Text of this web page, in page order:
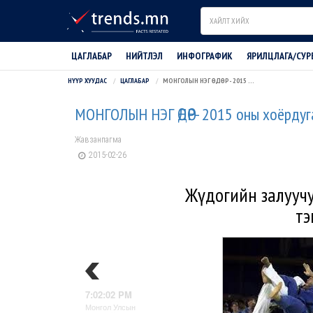
Search
ЦАГЛАБАР НИЙТЛЭЛ ИНФОГРАФИК ЯРИЛЦЛАГА/
НҮҮР ХУУДАС ЦАГЛАБАР МОНГОЛЫН НЭГ ӨДӨР- 2015 ОНЫ ХОЁРДУГААР САРЫН 26
МОНГОЛЫН НЭГ ӨДӨР- 2015 оны
Жавзанпагма
2015-02-26
Жүдогийн
7:02:02 PM
Монгол Улсын